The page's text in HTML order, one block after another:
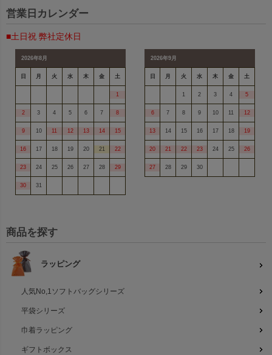
営業日カレンダー
■土日祝 弊社定休日
2026年8月
日 月 火 水 木 金 土
1
2 3 4 5 6 7 8
9 10 11 12 13 14 15
16 17 18 19 20 21 22
23 24 25 26 27 28 29
30 31
2026年9月
日 月 火 水 木 金 土
1 2 3 4 5
6 7 8 9 10 11 12
13 14 15 16 17 18 19
20 21 22 23 24 25 26
27 28 29 30
商品を探す
ラッピング
人気No,1ソフトバッグシリーズ
平袋シリーズ
巾着ラッピング
ギフトボックス